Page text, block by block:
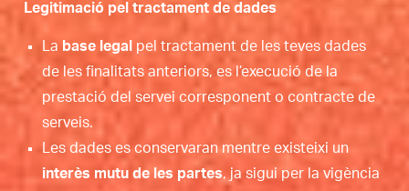
Legitimació pel tractament de dades
La base legal
pel tractament de les teves dades
de les finalitats anteriors, es l’execució de la
prestació del servei corresponent o contracte de
serveis.
Les dades es conservaran mentre existeixi un
interès mutu de les partes, ja sigui per la vigència